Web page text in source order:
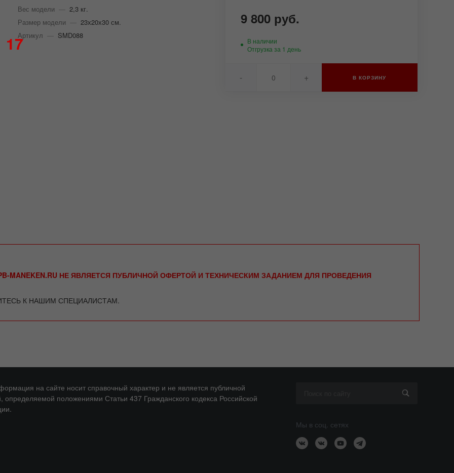
Вес модели — 2,3 кг.
Размер модели — 23х20х30 см.
Артикул — SMD088
9 800 руб.
В наличии
Отгрузка за 1 день
- + В КОРЗИНУ
MANEKEN.RU НЕ ЯВЛЯЕТСЯ ПУБЛИЧНОЙ ОФЕРТОЙ И ТЕХНИЧЕСКИМ ЗАДАНИЕМ ДЛЯ ПРОВЕДЕНИЯ
К НАШИМ СПЕЦИАЛИСТАМ.
на сайте носит справочный характер и не является публичной
определяемой положениями Статьи 437 Гражданского кодекса Российской
Мы в соц. сетях
17